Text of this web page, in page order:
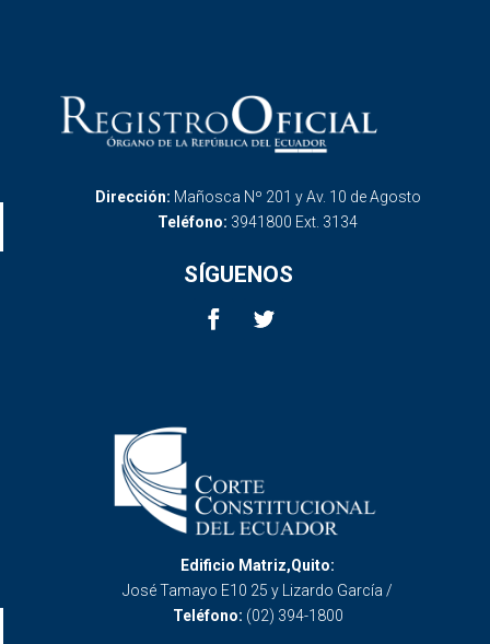
Dirección: Mañosca Nº 201 y Av. 10 de Agosto
Teléfono: 3941800 Ext. 3134
SÍGUENOS
Edificio Matriz,Quito:
José Tamayo E10 25 y Lizardo García /
Teléfono: (02) 394-1800